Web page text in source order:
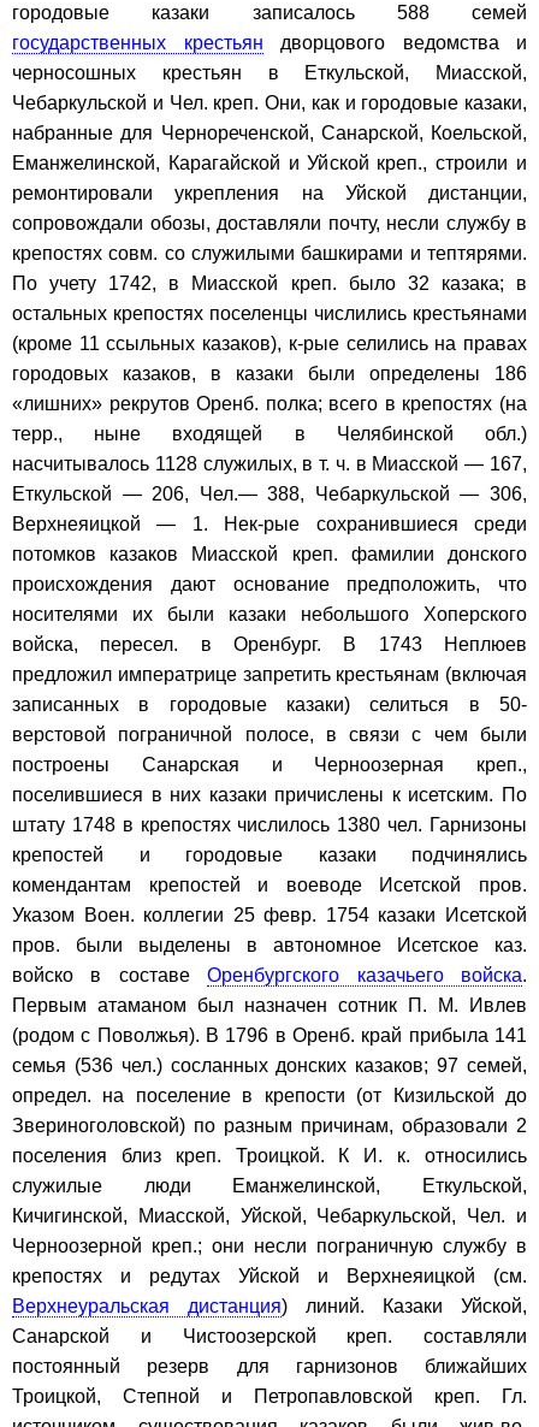
городовые казаки записалось 588 семей
государственных крестьян дворцового ведомства и
черносошных крестьян в Еткульской, Миасской,
Чебаркульской и Чел. креп. Они, как и городовые казаки,
набранные для Чернореченской, Санарской, Коельской,
Еманжелинской, Карагайской и Уйской креп., строили и
ремонтировали укрепления на Уйской дистанции,
сопровождали обозы, доставляли почту, несли службу в
крепостях совм. со служилыми башкирами и тептярями.
По учету 1742, в Миасской креп. было 32 казака; в
остальных крепостях поселенцы числились крестьянами
(кроме 11 ссыльных казаков), к-рые селились на правах
городовых казаков, в казаки были определены 186
«лишних» рекрутов Оренб. полка; всего в крепостях (на
терр., ныне входящей в Челябинской обл.)
насчитывалось 1128 служилых, в т. ч. в Миасской — 167,
Еткульской — 206, Чел.— 388, Чебаркульской — 306,
Верхнеяицкой — 1. Нек-рые сохранившиеся среди
потомков казаков Миасской креп. фамилии донского
происхождения дают основание предположить, что
носителями их были казаки небольшого Хоперского
войска, пересел. в Оренбург. В 1743 Неплюев
предложил императрице запретить крестьянам (включая
записанных в городовые казаки) селиться в 50-
верстовой пограничной полосе, в связи с чем были
построены Санарская и Черноозерная креп.,
поселившиеся в них казаки причислены к исетским. По
штату 1748 в крепостях числилось 1380 чел. Гарнизоны
крепостей и городовые казаки подчинялись
комендантам крепостей и воеводе Исетской пров.
Указом Воен. коллегии 25 февр. 1754 казаки Исетской
пров. были выделены в автономное Исетское каз.
войско в составеОренбургского казачьего войска.
Первым атаманом был назначен сотник П. М. Ивлев
(родом с Поволжья). В 1796 в Оренб. край прибыла 141
семья (536 чел.) сосланных донских казаков; 97 семей,
определ. на поселение в крепости (от Кизильской до
Звериноголовской) по разным причинам, образовали 2
поселения близ креп. Троицкой. К И. к. относились
служилые люди Еманжелинской, Еткульской,
Кичигинской, Миасской, Уйской, Чебаркульской, Чел. и
Черноозерной креп.; они несли пограничную службу в
крепостях и редутах Уйской и Верхнеяицкой (см.
Верхнеуральская дистанция) линий. Казаки Уйской,
Санарской и Чистоозерской креп. составляли
постоянный резерв для гарнизонов ближайших
Троицкой, Степной и Петропавловской креп. Гл.